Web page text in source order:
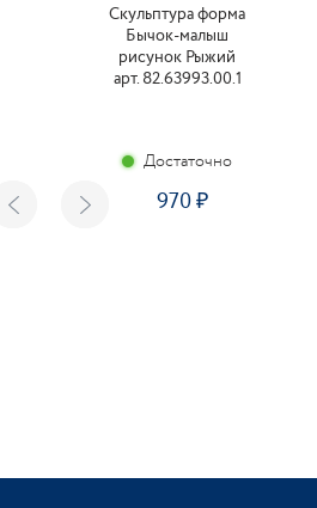
Скульптура форма
Бычок-малыш
рисунок Рыжий
арт. 82.63993.00.1
Достаточно
970